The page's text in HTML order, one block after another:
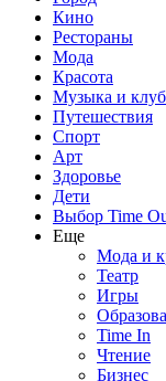
Кино
Рестораны
Мода
Красота
Музыка и
Путешествия
Спорт
Арт
Здоровье
Дети
Выбор Time
Еще
Мода и
Театр
Игры
Time In
Чтение
Бизнес